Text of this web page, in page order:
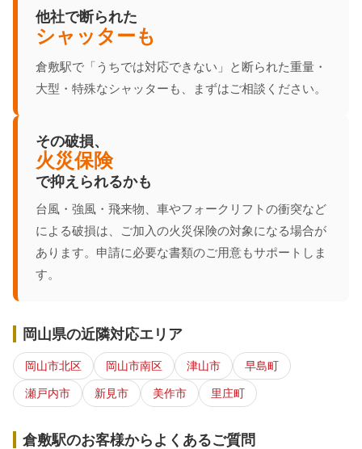
他社で断られた
シャッターも
倉敷駅で「うちでは対応できない」と断られた重量・
大型・特殊なシャッターも、まずはご相談ください。
その破損、
火災保険
で抑えられるかも
台風・強風・飛来物、車やフォークリフトの衝突など
による破損は、ご加入の火災保険の対象になる場合が
あります。申請に必要な書類のご用意もサポートしま
す。
岡山県の近隣対応エリア
岡山市北区 岡山市南区 津山市
早島町
瀬戸内市
新見市 美作市 里庄町
倉敷駅のお客様からよくあるご質問